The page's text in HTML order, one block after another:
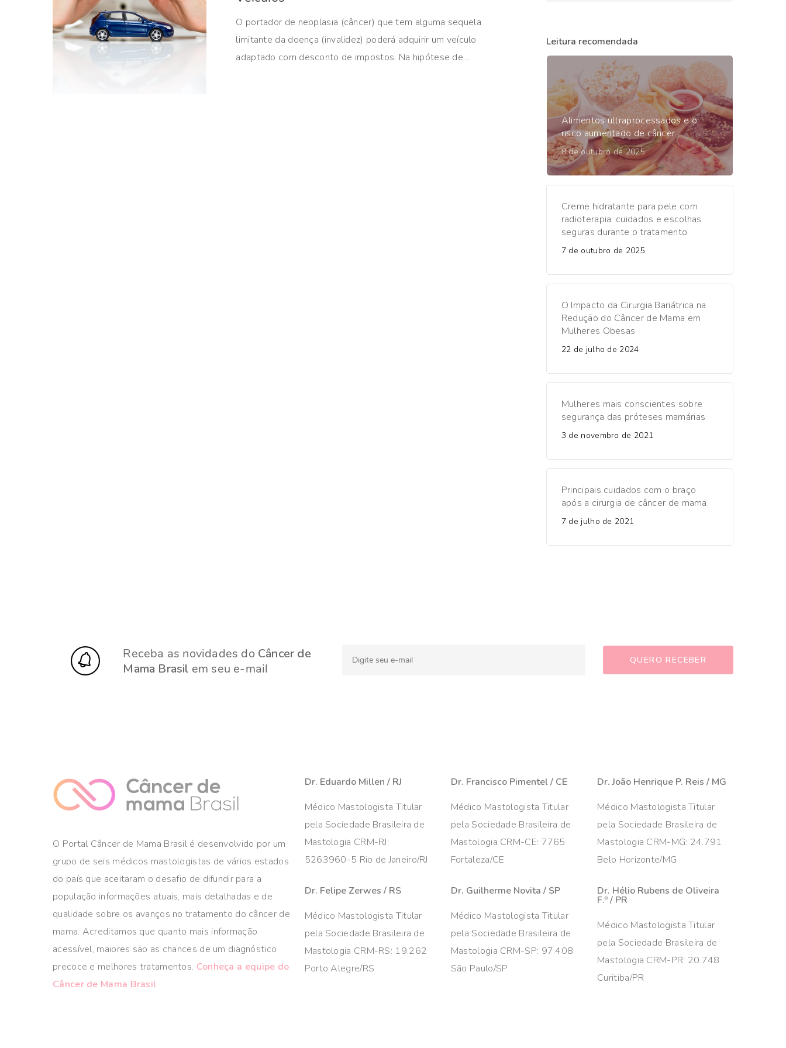
Aperte ENTER para pesquisar ou ESC para fechar
O portador de neoplasia (câncer) que tem alguma sequela
limitante da doença (invalidez) poderá adquirir um veículo
adaptado com desconto de impostos. Na hipótese de…
Leitura recomendada
Alimentos ultraprocessados e o
risco aumentado de câncer
8 de outubro de 2025
Creme hidratante para pele com
radioterapia: cuidados e escolhas
seguras durante o tratamento
7 de outubro de 2025
O Impacto da Cirurgia Bariátrica na
Redução do Câncer de Mama em
Mulheres Obesas
22 de julho de 2024
Mulheres mais conscientes sobre
segurança das próteses mamárias
3 de novembro de 2021
Principais cuidados com o braço
após a cirurgia de câncer de mama.
7 de julho de 2021
Receba as novidades do Câncer de
Mama Brasil em seu e-mail
O Portal Câncer de Mama Brasil é desenvolvido por um
grupo de seis médicos mastologistas de vários estados
do país que aceitaram o desafio de difundir para a
população informações atuais, mais detalhadas e de
qualidade sobre os avanços no tratamento do câncer de
mama. Acreditamos que quanto mais informação
acessível, maiores são as chances de um diagnóstico
precoce e melhores tratamentos. Conheça a equipe do
Câncer de Mama Brasil
Dr. Eduardo Millen / RJ
Médico Mastologista Titular
pela Sociedade Brasileira de
Mastologia CRM-RJ:
5263960-5 Rio de Janeiro/RJ
Dr. Felipe Zerwes / RS
Médico Mastologista Titular
pela Sociedade Brasileira de
Mastologia CRM-RS: 19.262
Porto Alegre/RS
Dr. Francisco Pimentel / CE
Médico Mastologista Titular
pela Sociedade Brasileira de
Mastologia CRM-CE: 7765
Fortaleza/CE
Dr. Guilherme Novita / SP
Médico Mastologista Titular
pela Sociedade Brasileira de
Mastologia CRM-SP: 97.408
São Paulo/SP
Dr. João Henrique P. Reis / MG
Médico Mastologista Titular
pela Sociedade Brasileira de
Mastologia CRM-MG: 24.791
Belo Horizonte/MG
Dr. Hélio Rubens de Oliveira
F.º / PR
Médico Mastologista Titular
pela Sociedade Brasileira de
Mastologia CRM-PR: 20.748
Curitiba/PR